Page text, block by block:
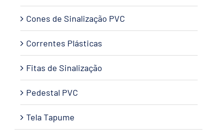
Cones de Sinalização PVC
Correntes Plásticas
Fitas de Sinalização
Pedestal PVC
Tela Tapume